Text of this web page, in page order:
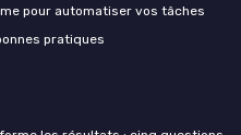
pour automatiser vos tâches
pratiques